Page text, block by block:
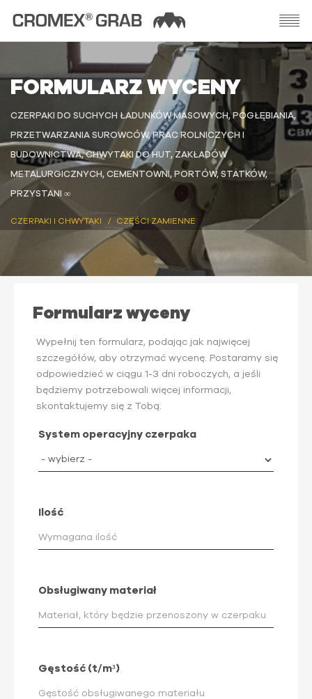
FORMULARZ WYCENY
CZERPAKI DO SUCHYCH ŁADUNKÓW MASOWYCH, POGŁĘBIANIA,
PRZETWARZANIA SUROWCÓW, PRAC ROLNICZYCH I
BUDOWNICTWA, CHWYTAKI DO HUT, ZAKŁADÓW
METALURGICZNYCH, CEMENTOWNI, PORTÓW, STATKÓW,
PRZYSTANI ∞
CZERPAKI I CHWYTAKI CZĘŚCI ZAMIENNE
Formularz wyceny
Wypełnij ten formularz, podając jak najwięcej
szczegółów, aby otrzymać wycenę. Postaramy się
odpowiedzieć w ciągu 1-3 dni roboczych, a jeśli
będziemy potrzebowali więcej informacji,
skontaktujemy się z Tobą.
System operacyjny czerpaka
Ilość
Obsługiwany materiał
Gęstość (t/m³)